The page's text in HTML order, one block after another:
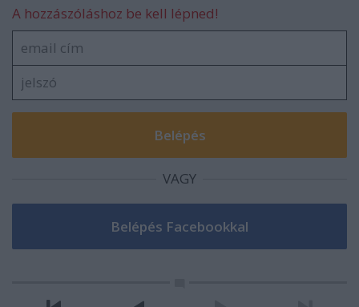
A hozzászóláshoz be kell lépned!
VAGY